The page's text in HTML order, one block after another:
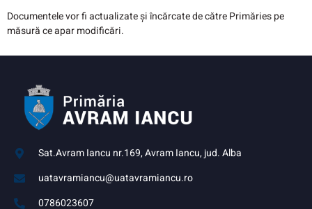
Documentele vor fi actualizate și încărcate de către Primăries pe
măsură ce apar modificări.
Sat.Avram Iancu nr.169, Avram Iancu, jud. Alba
uatavramiancu@uatavramiancu.ro
0786023607